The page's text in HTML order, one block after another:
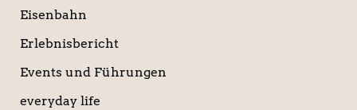
Eisenbahn
Erlebnisbericht
Events und Führungen
everyday life